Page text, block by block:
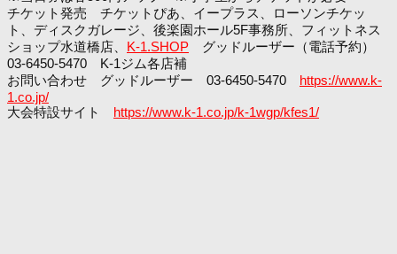
チケット発売 チケットぴあ、イープラス、ローソンチケッ
ト、ディスクガレージ、後楽園ホール5F事務所、フィットネス
ショップ水道橋店、 K-1.SHOP グッドルーザー（電話予約）
03-6450-5470 K-1ジム各店補
お問い合わせ グッドルーザー 03-6450-5470 https://www.k-
1.co.jp/
大会特設サイト https://www.k-1.co.jp/k-1wgp/kfes1/